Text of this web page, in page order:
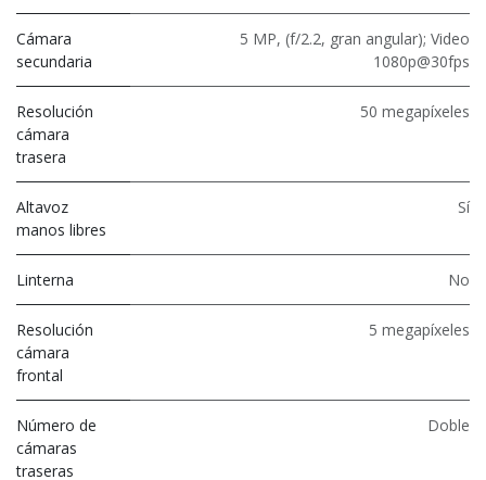
Cámara
secundaria
5 MP, (f/2.2, gran angular); Video
1080p@30fps
Resolución
cámara
trasera
50 megapíxeles
Altavoz
manos libres
Sí
Linterna No
Resolución
cámara
frontal
5 megapíxeles
Número de
cámaras
traseras
Doble